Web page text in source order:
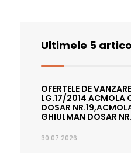
Ultimele 5
OFERTELE DE VANZARE
LG.17/2014 ACMOLA
DOSAR
GHIULMAN DOSAR
30.07.2026